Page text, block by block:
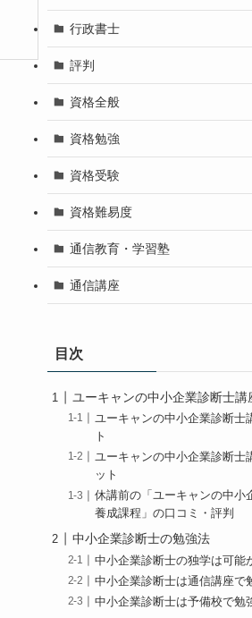
行政書士
評判
資格全般
資格勉強
資格受験
資格難易度
通信教育・学習塾
通信講座
目次
ユーキャンの中小企業診断士講
ユーキャンの中小企業診断士
ト
ユーキャンの中小企業診断士
ット
休講前の「ユーキャンの中小
養成課程」の口コミ・評判
中小企業診断士の勉強法
中小企業診断士の独学は可能
中小企業診断士は通信講座で
中小企業診断士は予備校で勉